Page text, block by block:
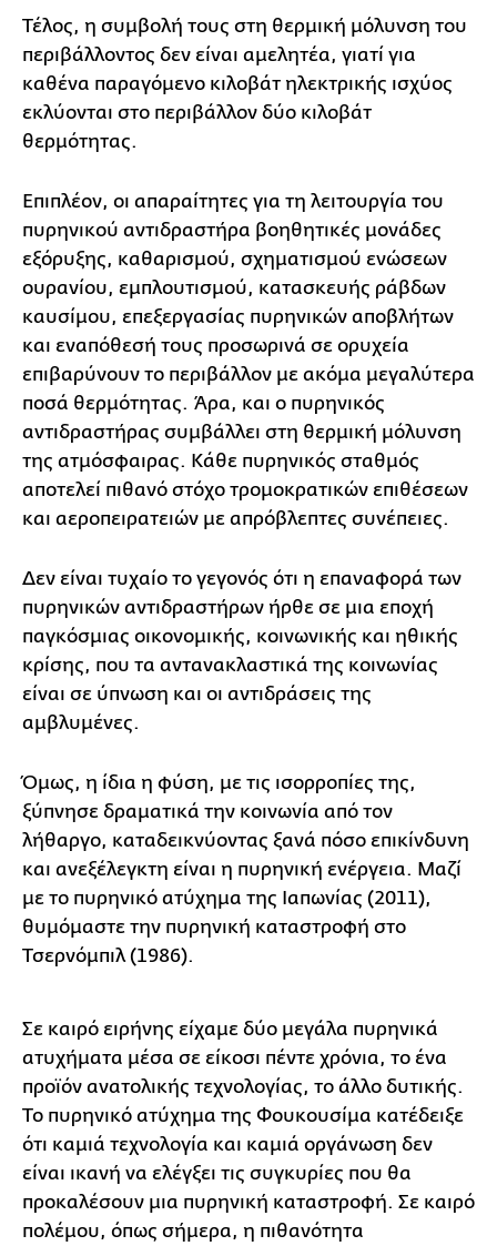
Τέλος, η συμβολή τους στη θερμική μόλυνση του
περιβάλλοντος δεν είναι αμελητέα, γιατί για
καθένα παραγόμενο κιλοβάτ ηλεκτρικής ισχύος
εκλύονται στο περιβάλλον δύο κιλοβάτ
θερμότητας.
Επιπλέον, οι απαραίτητες για τη λειτουργία του
πυρηνικού αντιδραστήρα βοηθητικές μονάδες
εξόρυξης, καθαρισμού, σχηματισμού ενώσεων
ουρανίου, εμπλουτισμού, κατασκευής ράβδων
καυσίμου, επεξεργασίας πυρηνικών αποβλήτων
και εναπόθεσή τους προσωρινά σε ορυχεία
επιβαρύνουν το περιβάλλον με ακόμα μεγαλύτερα
ποσά θερμότητας. Άρα, και ο πυρηνικός
αντιδραστήρας συμβάλλει στη θερμική μόλυνση
της ατμόσφαιρας. Κάθε πυρηνικός σταθμός
αποτελεί πιθανό στόχο τρομοκρατικών επιθέσεων
και αεροπειρατειών με απρόβλεπτες συνέπειες.
Δεν είναι τυχαίο το γεγονός ότι η επαναφορά των
πυρηνικών αντιδραστήρων ήρθε σε μια εποχή
παγκόσμιας οικονομικής, κοινωνικής και ηθικής
κρίσης, που τα αντανακλαστικά της κοινωνίας
είναι σε ύπνωση και οι αντιδράσεις της
αμβλυμένες.
Όμως, η ίδια η φύση, με τις ισορροπίες της,
ξύπνησε δραματικά την κοινωνία από τον
λήθαργο, καταδεικνύοντας ξανά πόσο επικίνδυνη
και ανεξέλεγκτη είναι η πυρηνική ενέργεια. Μαζί
με το πυρηνικό ατύχημα της Ιαπωνίας (2011),
θυμόμαστε την πυρηνική καταστροφή στο
Τσερνόμπιλ (1986).
Σε καιρό ειρήνης είχαμε δύο μεγάλα πυρηνικά
ατυχήματα μέσα σε είκοσι πέντε χρόνια, το ένα
προϊόν ανατολικής τεχνολογίας, το άλλο δυτικής.
Το πυρηνικό ατύχημα της Φουκουσίμα κατέδειξε
ότι καμιά τεχνολογία και καμιά οργάνωση δεν
είναι ικανή να ελέγξει τις συγκυρίες που θα
προκαλέσουν μια πυρηνική καταστροφή. Σε καιρό
πολέμου, όπως σήμερα, η πιθανότητα